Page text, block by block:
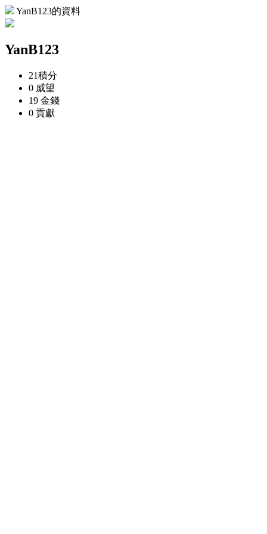
YanB123的資料
YanB123
21積分
0 威望
19 金錢
0 貢獻